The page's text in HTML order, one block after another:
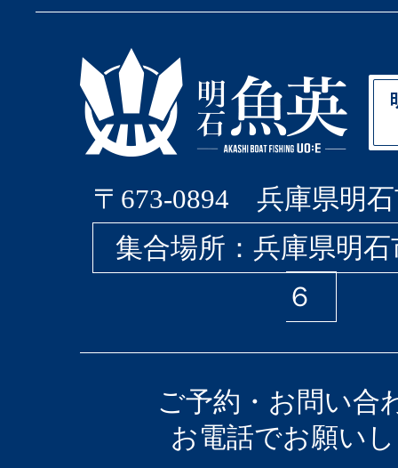
〒673-0894 兵庫県明石
集合場所：兵庫県明
６
ご予約・お問い合
お電話でお願い